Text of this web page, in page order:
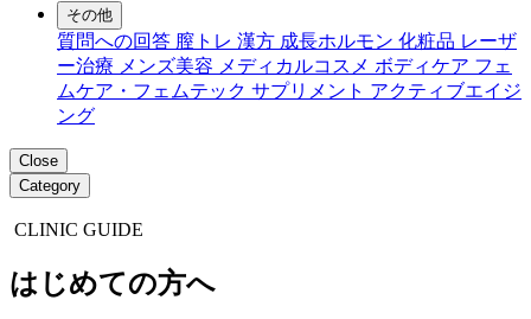
その他
質問への回答 膣トレ 漢方 成長ホルモン 化粧品 レーザ
ー治療 メンズ美容 メディカルコスメ ボディケア フェ
ムケア・フェムテック サプリメント アクティブエイジ
ング
Close
Category
CLINIC GUIDE
はじめての方へ